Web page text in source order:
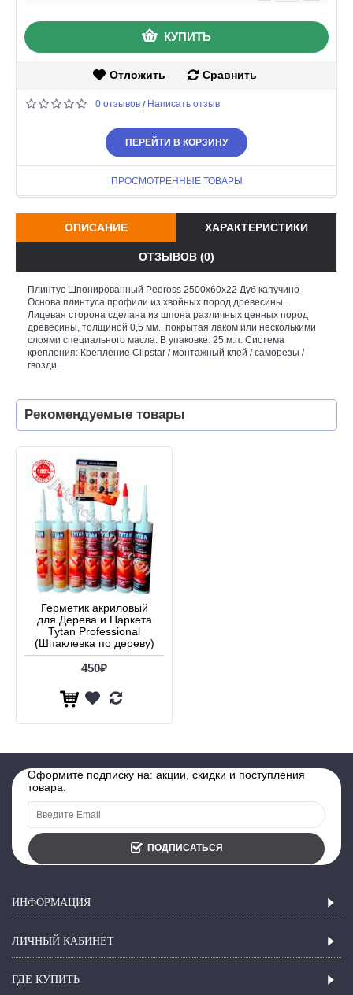
КУПИТЬ
Отложить Сравнить
0 отзывов / Написать отзыв
ПЕРЕЙТИ В КОРЗИНУ
ПРОСМОТРЕННЫЕ ТОВАРЫ
ОПИСАНИЕ ХАРАКТЕРИСТИКИ
ОТЗЫВОВ (0)
Плинтус Шпонированный Pedross 2500х60х22 Дуб капучино
Основа плинтуса профили из хвойных пород древесины .
Лицевая сторона сделана из шпона различных ценных пород
древесины, толщиной 0,5 мм., покрытая лаком или несколькими
слоями специального масла. В упаковке: 25 м.п. Система
крепления: Крепление Clipstar / монтажный клей / саморезы /
гвозди.
Рекомендуемые товары
Герметик акриловый
для Дерева и Паркета
Tytan Professional
(Шпаклевка по дереву)
450₽
Оформите подписку на: акции, скидки и поступления
товара.
ПОДПИСАТЬСЯ
ИНФОРМАЦИЯ
ЛИЧНЫЙ КАБИНЕТ
ГДЕ КУПИТЬ